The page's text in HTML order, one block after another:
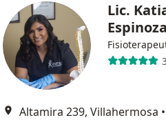
Lic.
Altamira 239, Villahermosa •